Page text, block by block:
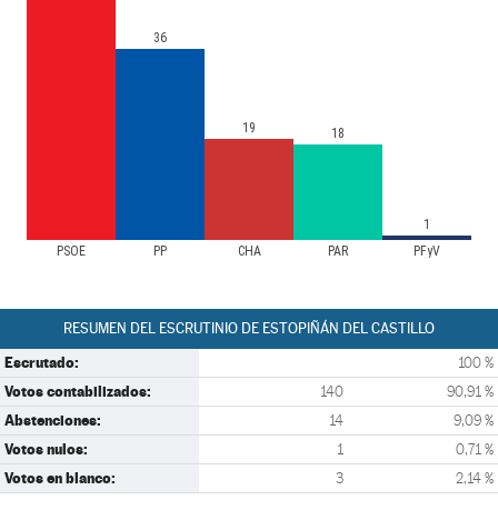
PSOE PP CHA PAR PFyV
36
19 18
1
RESUMEN DEL ESCRUTINIO DE ESTOPIÑÁN DEL CASTILLO
Escrutado: 100 %
Votos contabilizados: 140 90,91 %
Abstenciones: 14 9,09 %
Votos nulos: 1 0,71 %
Votos en blanco: 3 2,14 %